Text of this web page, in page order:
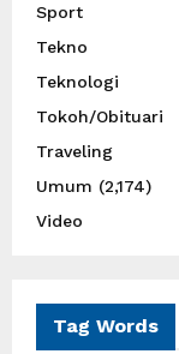
Sport
Tekno
Teknologi
Tokoh/Obituari
Traveling
Umum (2,174)
Video
Tag Words